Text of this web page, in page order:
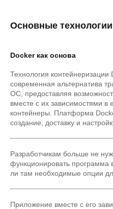
Основные технологии
Docker как основа
Технология контейнеризации
современная альтернатива
ОС, предоставляя
вместе с их зависимостями
контейнеры. Платформа
создание, доставку и
Разработчикам больше не
функционировать программа
ли там необходимые опции
Приложение вместе с его